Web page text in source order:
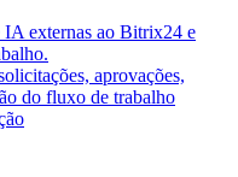
IA externas ao Bitrix24 e
aprovações,
do fluxo de trabalho